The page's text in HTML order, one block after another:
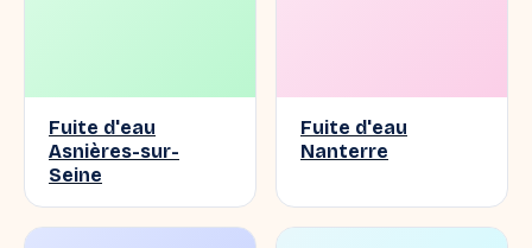
Fuite d'eau
Asnières-sur-
Seine
Fuite d'eau
Nanterre